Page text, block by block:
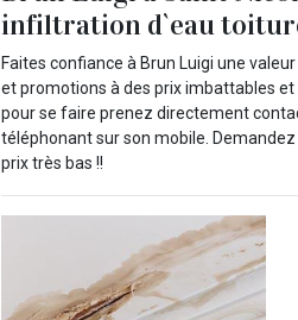
infiltration d`eau
Faites confiance à Brun Luigi une
et promotions à des prix imbattables et
pour se faire prenez directement
téléphonant sur son mobile.
prix très bas !!